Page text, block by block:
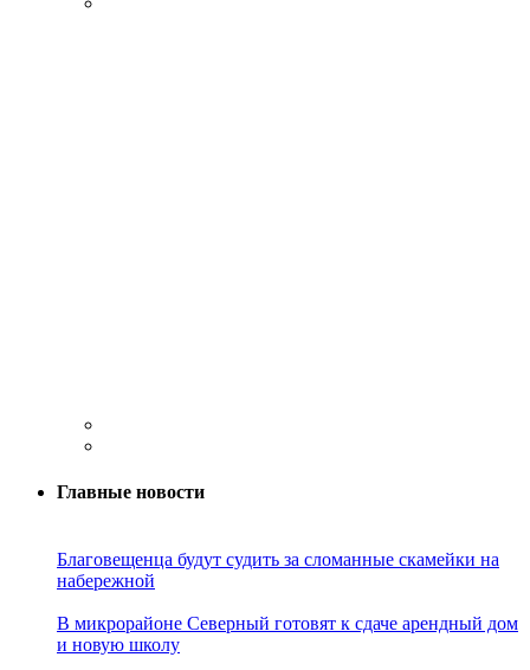
Главные новости
Благовещенца будут судить за сломанные скамейки на
набережной
В микрорайоне Северный готовят к сдаче арендный дом
и новую школу